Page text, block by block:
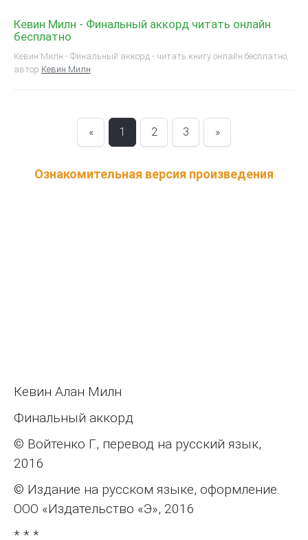
Кевин Милн - Финальный аккорд читать онлайн
бесплатно
Кевин Милн - Финальный аккорд - читать книгу онлайн бесплатно,
автор Кевин Милн
« 1 2 3 »
Ознакомительная версия произведения
Кевин Алан Милн
Финальный аккорд
© Войтенко Г., перевод на русский язык,
2016
© Издание на русском языке, оформление.
ООО «Издательство «Э», 2016
* * *